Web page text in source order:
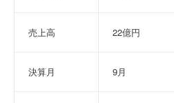
売上高 22億円
決算月 9月